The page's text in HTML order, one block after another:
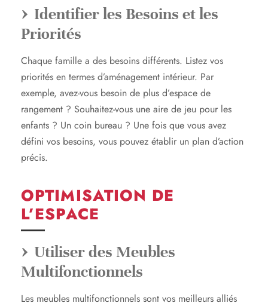
Identifier les Besoins et les
Priorités
Chaque famille a des besoins différents. Listez vos
priorités en termes d’aménagement intérieur. Par
exemple, avez-vous besoin de plus d’espace de
rangement ? Souhaitez-vous une aire de jeu pour les
enfants ? Un coin bureau ? Une fois que vous avez
défini vos besoins, vous pouvez établir un plan d’action
précis.
OPTIMISATION DE
L’ESPACE
Utiliser des Meubles
Multifonctionnels
Les meubles multifonctionnels sont vos meilleurs alliés